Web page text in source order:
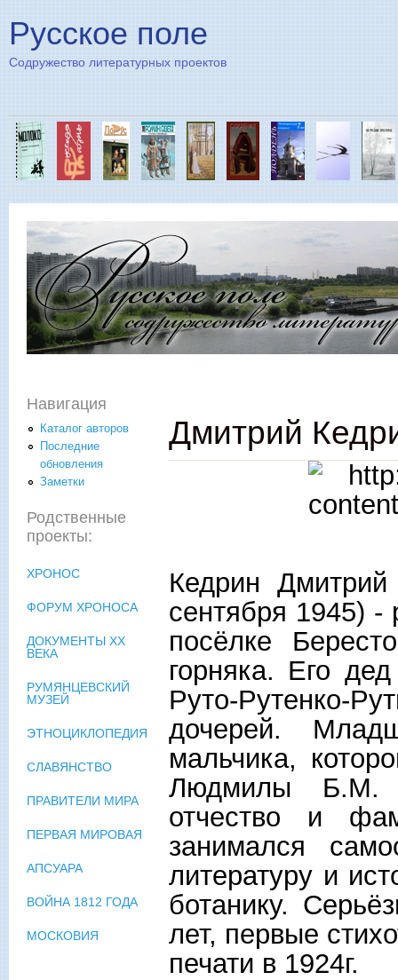
Русское поле
Содружество литературных проектов
Дмитрий
Кедрин
сентября 1945) -
посёлке
горняка. Его
Руто-Рутенко-
дочерей.
мальчика,
Людмилы Б.М.
отчество и
занимался
литературу и
ботанику.
лет, первые
печати в 1924г.
Навигация
Каталог авторов
Последние
обновления
Заметки
Родственные
проекты:
ХРОНОС
ФОРУМ ХРОНОСА
ДОКУМЕНТЫ XX
ВЕКА
РУМЯНЦЕВСКИЙ
МУЗЕЙ
ЭТНОЦИКЛОПЕДИЯ
СЛАВЯНСТВО
ПРАВИТЕЛИ МИРА
ПЕРВАЯ МИРОВАЯ
АПСУАРА
ВОЙНА 1812 ГОДА
МОСКОВИЯ